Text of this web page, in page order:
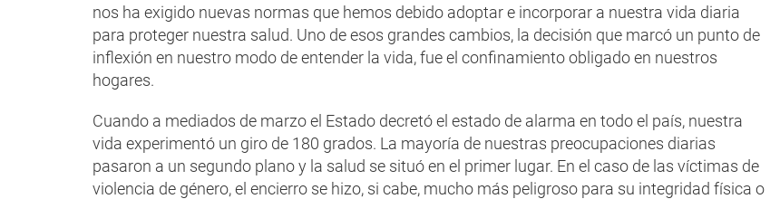
nos ha exigido nuevas normas que hemos debido adoptar e incorporar a nuestra vida diaria
para proteger nuestra salud. Uno de esos grandes cambios, la decisión que marcó un punto de
inflexión en nuestro modo de entender la vida, fue el confinamiento obligado en nuestros
hogares.
Cuando a mediados de marzo el Estado decretó el estado de alarma en todo el país, nuestra
vida experimentó un giro de 180 grados. La mayoría de nuestras preocupaciones diarias
pasaron a un segundo plano y la salud se situó en el primer lugar. En el caso de las víctimas de
violencia de género, el encierro se hizo, si cabe, mucho más peligroso para su integridad física o